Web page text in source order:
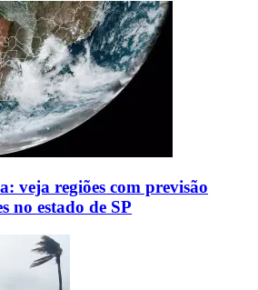
veja regiões com previsão
no estado de SP